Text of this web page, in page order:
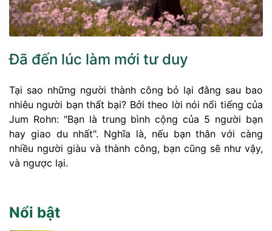
Đã đến lúc làm mới tư duy
Tại sao những người thành công bỏ lại đằng sau bao
nhiêu người bạn thất bại? Bởi theo lời nói nổi tiếng của
Jum Rohn: "Bạn là trung bình cộng của 5 người bạn
hay giao du nhất". Nghĩa là, nếu bạn thân với càng
nhiều người giàu và thành công, bạn cũng sẽ như vậy,
và ngược lại.
Nổi bật